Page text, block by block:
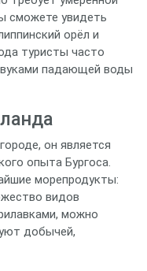
сможете увидеть
орёл и
туристы часто
падающей воды
он является
опыта Бургоса.
морепродукты:
видов
можно
добычей,